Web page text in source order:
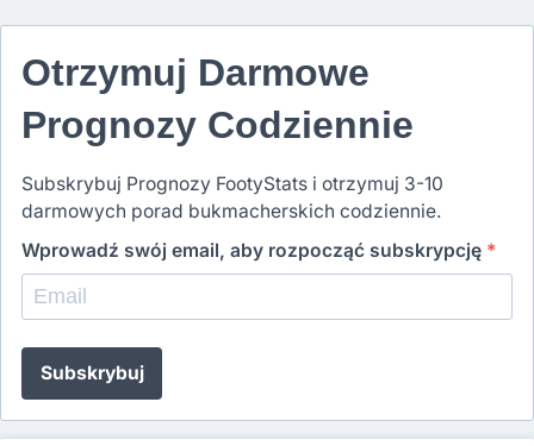
Otrzymuj Darmowe
Prognozy Codziennie
Subskrybuj Prognozy FootyStats i otrzymuj 3-10
darmowych porad bukmacherskich codziennie.
Wprowadź swój email, aby rozpocząć subskrypcję *
Subskrybuj